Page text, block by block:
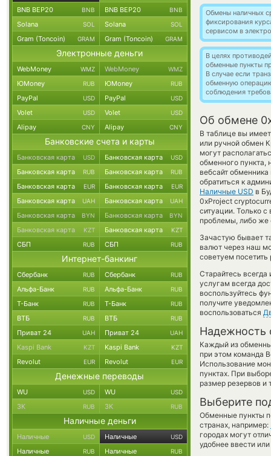
Обмены наличных
фиксирования
сервисом в
В целях
обменные пункты
В случае если
обменную
соблюдения
Об обмене
В таблице вы
или ручной обмен
могут
обменного пункта,
вебсайт
обратиться к
Наличные USD в
0xProject
ситуации. Только
проблемы, либо же
Зачастую бывает
валют через наш
советуем посетить
Старайтесь всегда
услугам всегда
воспользуйтесь
получите
воспользоваться
Надежность
Каждый из
при этом команда
Использование
пунктах. При
размер резервов и
Выберите
Обменные пункты
странах, например:
городах могут
удобнее ввести
BNB BEP20 BNB BNB BEP20 BNB
Solana SOL Solana SOL
Gram (Toncoin) GRAM Gram (Toncoin) GRAM
Электронные деньги
WebMoney WMZ WebMoney WMZ
ЮMoney RUB ЮMoney RUB
PayPal USD PayPal USD
Volet USD Volet USD
Alipay CNY Alipay CNY
Банковские счета и карты
Банковская карта USD Банковская карта USD
Банковская карта RUB Банковская карта RUB
Банковская карта EUR Банковская карта EUR
Банковская карта UAH Банковская карта UAH
Банковская карта BYN Банковская карта BYN
Банковская карта KZT Банковская карта KZT
СБП RUB СБП RUB
Интернет-банкинг
Сбербанк RUB Сбербанк RUB
Альфа-Банк RUB Альфа-Банк RUB
Т-Банк RUB Т-Банк RUB
ВТБ RUB ВТБ RUB
Приват 24 UAH Приват 24 UAH
Kaspi Bank KZT Kaspi Bank KZT
Revolut EUR Revolut EUR
Денежные переводы
WU USD WU USD
ЗК RUB ЗК RUB
Наличные деньги
Наличные USD Наличные USD
Наличные RUB Наличные RUB